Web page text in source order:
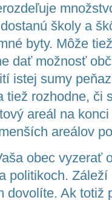
školy a
byty. Môže
dať možnosť
istej sumy
tiež rozhodne, či
areál na
areálov
obec vyzerať
politikoch. Záleží
dovolíte. Ak totiž